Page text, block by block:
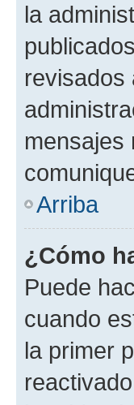
la
revisados
mensajes
Arriba
¿Cómo
Puede
cuando
la primer